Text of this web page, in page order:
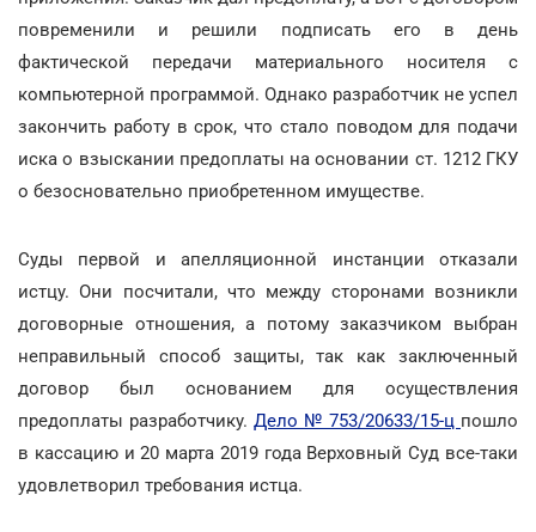
повременили и решили подписать его в день
фактической передачи материального носителя с
компьютерной программой. Однако разработчик не успел
закончить работу в срок, что стало поводом для подачи
иска о взыскании предоплаты на основании ст. 1212 ГКУ
о безосновательно приобретенном имуществе.
Суды первой и апелляционной инстанции отказали
истцу. Они посчитали, что между сторонами возникли
договорные отношения, а потому заказчиком выбран
неправильный способ защиты, так как заключенный
договор был основанием для осуществления
предоплаты разработчику. Дело № 753/20633/15-ц пошло
в кассацию и 20 марта 2019 года Верховный Суд все-таки
удовлетворил требования истца.